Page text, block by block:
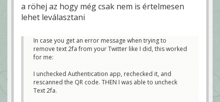
a röhej az hogy még csak nem is értelmesen
lehet leválasztani
In case you get an error message when trying to
remove text 2fa from your Twitter like I did, this worked
for me:
I unchecked Authentication app, rechecked it, and
rescanned the QR code. THEN I was able to uncheck
Text 2fa.